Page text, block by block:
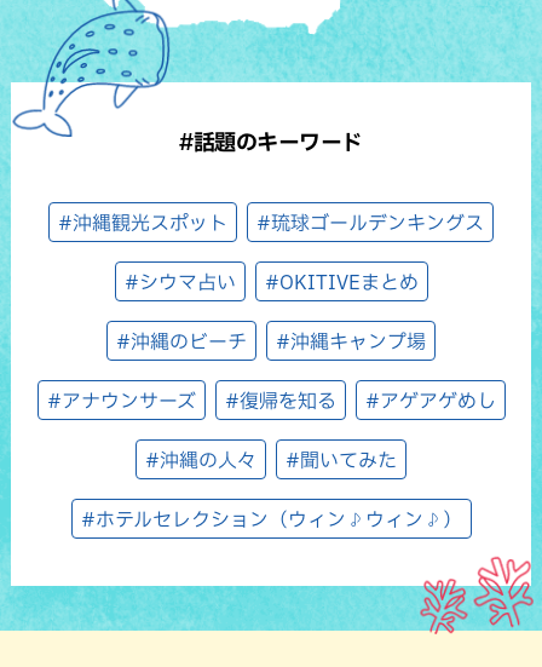
#話題のキーワード
#沖縄観光スポット #琉球ゴールデンキングス
#シウマ占い #OKITIVEまとめ
#沖縄のビーチ #沖縄キャンプ場
#アナウンサーズ #復帰を知る #アゲアゲめし
#沖縄の人々 #聞いてみた
#ホテルセレクション（ウィン♪ウィン♪）